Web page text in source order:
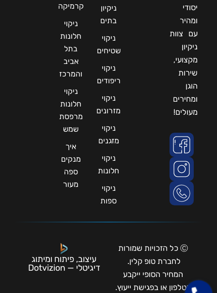
יסודי
ומהיר
עם צוות
ניקיון
מקצועי,
שירות
הוגן
ומחירים
מעולים!
ניקיון
בתים
ניקוי
שטיחים
ניקוי
ריפודים
ניקוי
מזרונים
ניקוי
מזגנים
ניקוי
חלונות
ניקוי
ספות
קרמיקה
ניקוי
חלונות
בתל
אביב
והמרכז
ניקוי
חלונות
מרפסת
שמש
איך
מנקים
ספה
מעור
Ⓒ כל הזכויות שמורות
לחברת טופ קלין.
המחיר הסופי ייקבע
בטלפון או בפגישת ייעוץ.
עיצוב, פיתוח ומיתוג
דיגיטלי — Dotvizion